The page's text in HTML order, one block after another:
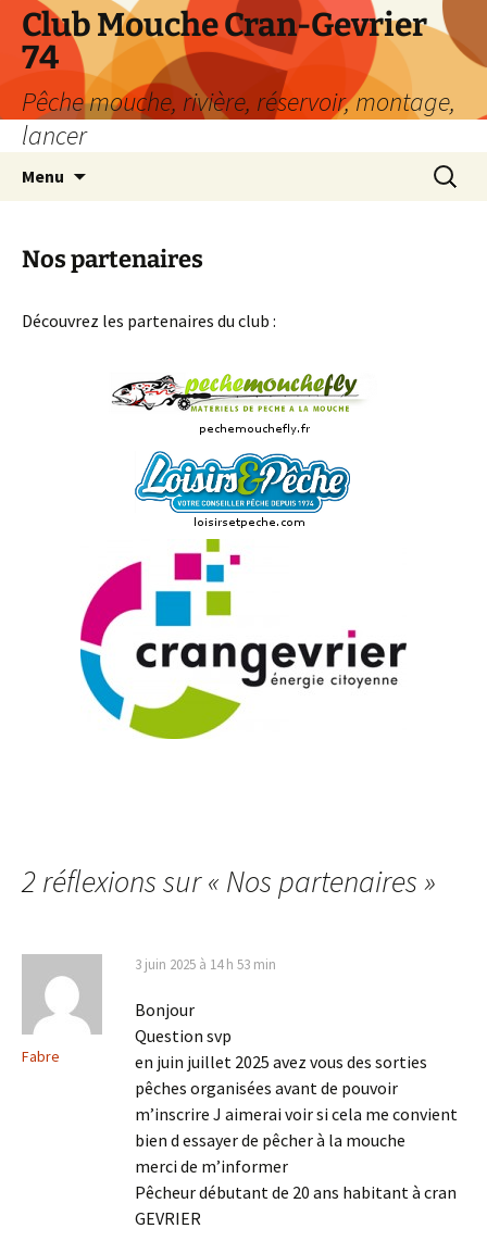
Aller
contenu
Club Mouche Cran-Gevrier
74
Pêche mouche, rivière, réservoir, montage,
lancer
Menu
Nos partenaires
Découvrez les partenaires du club :
2 réflexions sur « Nos partenaires»
Fabre
3 juin 2025 à 14 h 53 min
Bonjour
Question svp
en juin juillet 2025 avez vous des sorties
pêches organisées avant de pouvoir
m’inscrire J aimerai voir si cela me convient
bien d essayer de pêcher à la mouche
merci de m’informer
Pêcheur débutant de 20 ans habitant à cran
GEVRIER